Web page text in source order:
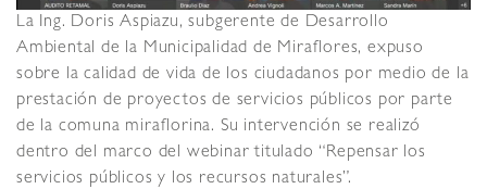
La Ing. Doris Aspiazu, subgerente de Desarrollo
Ambiental de la Municipalidad de Miraflores, expuso
sobre la calidad de vida de los ciudadanos por medio de la
prestación de proyectos de servicios públicos por parte
de la comuna miraflorina. Su intervención se realizó
dentro del marco del webinar titulado “Repensar los
servicios públicos y los recursos naturales”.